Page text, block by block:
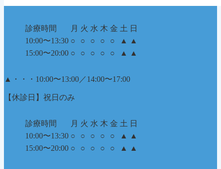
診療時間 月 火 水 木 金 土 日
10:00〜13:30 ○ ○ ○ ○ ○ ▲
▲
15:00〜20:00 ○ ○ ○ ○ ○ ▲ ▲
▲ ・・・10:00〜13:00／14:00〜17:00
【休診日】祝日のみ
診療時間 月 火 水 木 金 土 日
10:00〜13:30 ○ ○ ○ ○ ○ ▲
▲
15:00〜20:00 ○ ○ ○ ○ ○ ▲ ▲